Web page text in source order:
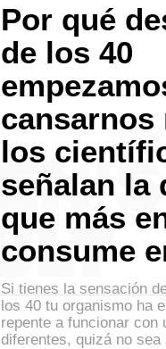
Por qué
de los 40
cansarnos
los
señalan la
que más
consume
Si tienes la sensación
los 40 tu organismo ha
repente a funcionar con
diferentes, quizá no